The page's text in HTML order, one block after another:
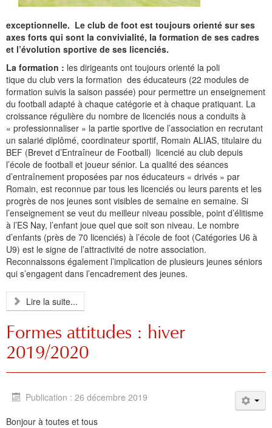
exceptionnelle. Le club de foot est toujours orienté sur ses
axes forts qui sont la convivialité, la formation de ses cadres
et l’évolution sportive de ses licenciés.
La formation : les dirigeants ont toujours orienté la poli
tique du club vers la formation des éducateurs (22 modules de
formation suivis la saison passée) pour permettre un enseignement
du football adapté à chaque catégorie et à chaque pratiquant. La
croissance régulière du nombre de licenciés nous a conduits à
« professionnaliser » la partie sportive de l’association en recrutant
un salarié diplômé, coordinateur sportif, Romain ALIAS, titulaire du
BEF (Brevet d’Entraîneur de Football) licencié au club depuis
l’école de football et joueur sénior. La qualité des séances
d’entraînement proposées par nos éducateurs « drivés » par
Romain, est reconnue par tous les licenciés ou leurs parents et les
progrès de nos jeunes sont visibles de semaine en semaine. Si
l’enseignement se veut du meilleur niveau possible, point d’élitisme
à l’ES Nay, l’enfant joue quel que soit son niveau. Le nombre
d’enfants (près de 70 licenciés) à l’école de foot (Catégories U6 à
U9) est le signe de l’attractivité de notre association.
Reconnaissons également l’implication de plusieurs jeunes séniors
qui s’engagent dans l’encadrement des jeunes.
Lire la suite...
Formes attitudes : hiver
2019/2020
Publication : 26 décembre 2019
Bonjour à toutes et tous